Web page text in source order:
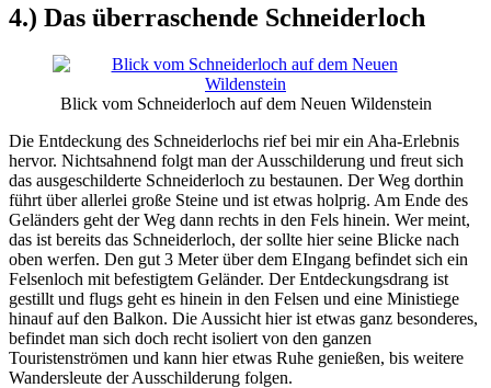
4.) Das überraschende Schneiderloch
Blick vom Schneiderloch auf dem Neuen Wildenstein
Die Entdeckung des Schneiderlochs rief bei mir ein Aha-Erlebnis
hervor. Nichtsahnend folgt man der Ausschilderung und freut sich
das ausgeschilderte Schneiderloch zu bestaunen. Der Weg dorthin
führt über allerlei große Steine und ist etwas holprig. Am Ende des
Geländers geht der Weg dann rechts in den Fels hinein. Wer meint,
das ist bereits das Schneiderloch, der sollte hier seine Blicke nach
oben werfen. Den gut 3 Meter über dem EIngang befindet sich ein
Felsenloch mit befestigtem Geländer. Der Entdeckungsdrang ist
gestillt und flugs geht es hinein in den Felsen und eine Ministiege
hinauf auf den Balkon. Die Aussicht hier ist etwas ganz besonderes,
befindet man sich doch recht isoliert von den ganzen
Touristenströmen und kann hier etwas Ruhe genießen, bis weitere
Wandersleute der Ausschilderung folgen.